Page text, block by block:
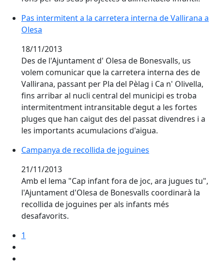
Pas intermitent a la carretera interna de Vallirana a
Olesa
18/11/2013
Des de l'Ajuntament d' Olesa de Bonesvalls, us
volem comunicar que la carretera interna des de
Vallirana, passant per Pla del Pèlag i Ca n' Olivella,
fins arribar al nucli central del municipi es troba
intermitentment intransitable degut a les fortes
pluges que han caigut des del passat divendres i a
les importants acumulacions d'aigua.
Campanya de recollida de joguines
21/11/2013
Amb el lema "Cap infant fora de joc, ara jugues tu",
l'Ajuntament d'Olesa de Bonesvalls coordinarà la
recollida de joguines per als infants més
desafavorits.
1